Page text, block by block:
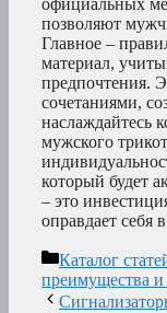
официальных
позволяют
Главное –
материал,
предпочтения.
сочетаниями,
наслаждайтесь
мужского
который будет
– это
оправдает себя
Рубрики
Каталог
преимущества и